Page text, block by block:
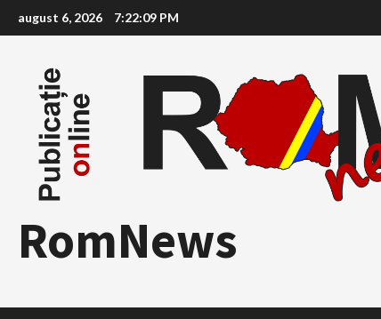
to
august 6, 2026 7:22:10 PM
RomNews